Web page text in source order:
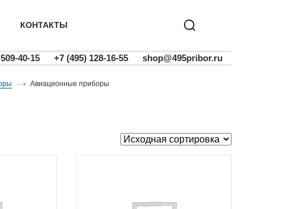
КОНТАКТЫ
40-15 +7 (495) 128-16-55 shop@495pribor.ru
авиационные приборы